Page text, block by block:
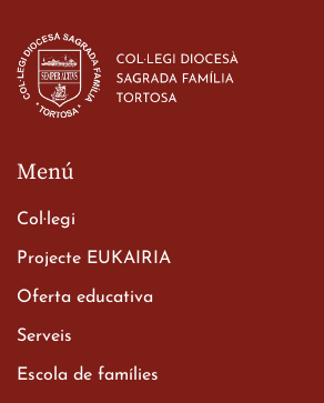
d’ESO-BSD a Irlanda
23 de març de 2026
Xerrada del Sr. Bisbe als
Batxillerat
Menú
Col·legi
Projecte EUKAIRIA
Oferta educativa
Serveis
Escola de famílies